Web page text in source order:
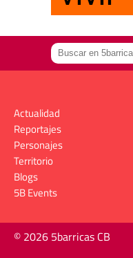
Actualidad
Reportajes
Personajes
Territorio
Blogs
5B Events
© 2026 5barricas CB